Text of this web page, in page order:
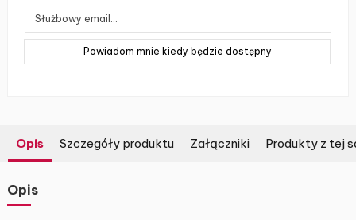
Opis Szczegóły produktu Załączniki Produkty z tej
Opis